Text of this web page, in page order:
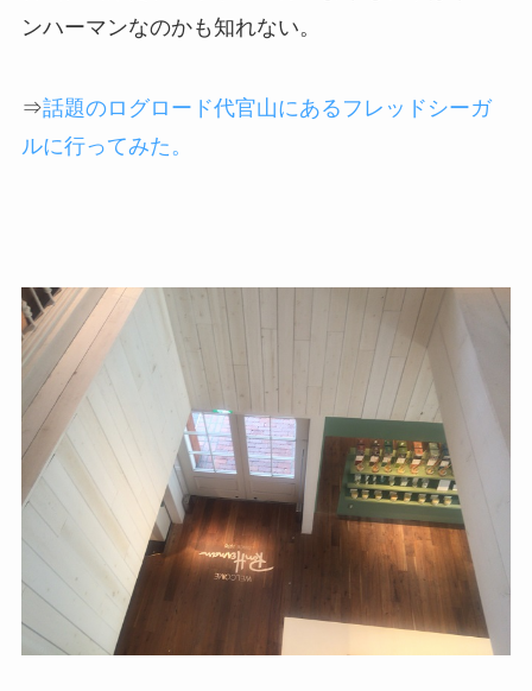
ンハーマンなのかも知れない。
⇒話題のログロード代官山にあるフレッドシーガ
ルに行ってみた。